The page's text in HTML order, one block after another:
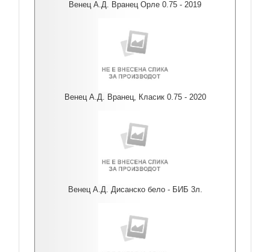
Венец А.Д. Вранец Орле 0.75 - 2019
Венец А.Д. Вранец, Класик 0.75 - 2020
Венец А.Д. Дисанско бело - БИБ 3л.